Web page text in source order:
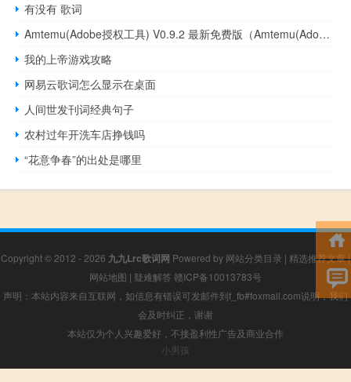
有没有 歌词
Amtemu(Adobe授权工具) V0.9.2 最新免费版（Amtemu(Adobe授权工具) V0.9.2 最新免费版功能简介）
我的上帝游戏攻略
网易云歌词怎么显示在桌面
人间世发刊词经典句子
农村过年开洗车店挣钱吗
“花意争春”的出处是哪里
Copyright © 2012 - 2026 九九Lrc歌词网 Powered by 网站分类目录 | 精选推荐文章|
网站地图 | 疑难解答 赣ICP备10013783号
声明：本站内容来自互联网，如信息有错误可发邮件到f_fb#foxmail.com说明，我们
会及时纠正，谢谢
本站仅为个人兴趣爱好，不接盈利性广告及商业合作
小男孩